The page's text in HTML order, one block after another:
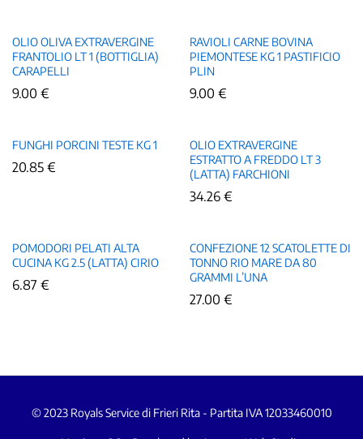
OLIO OLIVA EXTRAVERGINE
FRANTOLIO LT 1 (BOTTIGLIA)
CARAPELLI
9.00 €
RAVIOLI CARNE BOVINA
PIEMONTESE KG 1 PASTIFICIO
PLIN
9.00 €
FUNGHI PORCINI TESTE KG 1
20.85 €
OLIO EXTRAVERGINE
ESTRATTO A FREDDO LT 3
(LATTA) FARCHIONI
34.26 €
POMODORI PELATI ALTA
CUCINA KG 2.5 (LATTA) CIRIO
6.87 €
CONFEZIONE 12 SCATOLETTE DI
TONNO RIO MARE DA 80
GRAMMI L’UNA
27.00 €
© 2023 Royals Service di Frieri Rita - Partita IVA 12033460010